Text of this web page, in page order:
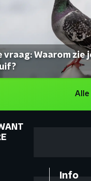
vraag: Waarom zie
Info